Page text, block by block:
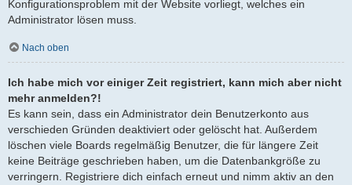
Konfigurationsproblem mit der Website vorliegt, welches ein
Administrator lösen muss.
Nach oben
Ich habe mich vor einiger Zeit registriert, kann mich aber nicht
mehr anmelden?!
Es kann sein, dass ein Administrator dein Benutzerkonto aus
verschieden Gründen deaktiviert oder gelöscht hat. Außerdem
löschen viele Boards regelmäßig Benutzer, die für längere Zeit
keine Beiträge geschrieben haben, um die Datenbankgröße zu
verringern. Registriere dich einfach erneut und nimm aktiv an den